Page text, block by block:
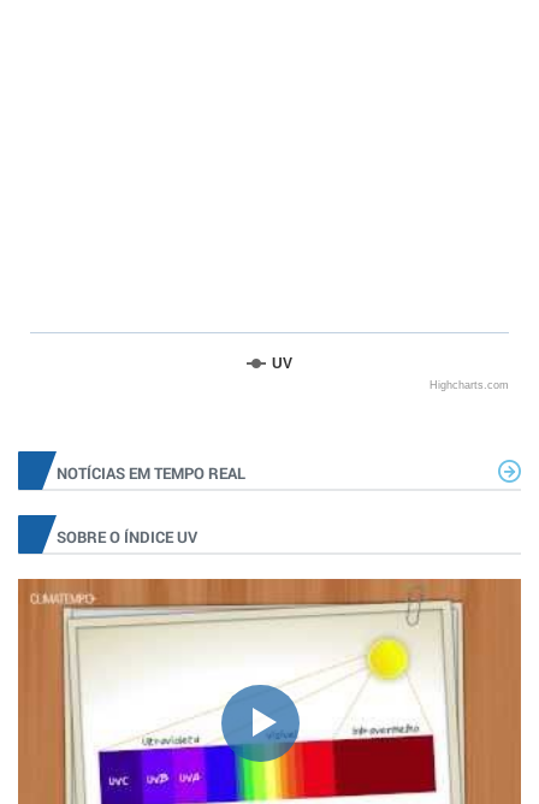
UV
Highcharts.com
NOTÍCIAS EM TEMPO REAL
SOBRE O ÍNDICE UV